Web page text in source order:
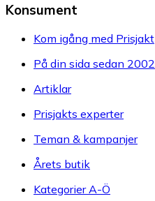
Konsument
Kom igång med Prisjakt
På din sida sedan 2002
Artiklar
Prisjakts experter
Teman & kampanjer
Årets butik
Kategorier A-Ö